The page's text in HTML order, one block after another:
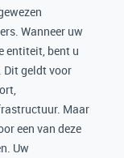
Wanneer uw
entiteit, bent u
Dit geldt voor
Maar
een van deze
Uw